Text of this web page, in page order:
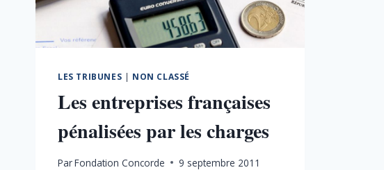
LES TRIBUNES | NON CLASSÉ
Les entreprises françaises
pénalisées par les charges
ParFondation Concorde 9 septembre 2011